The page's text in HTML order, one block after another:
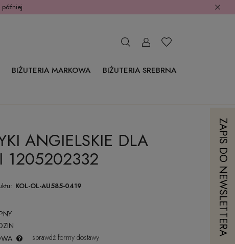
później.
BIŻUTERIA MARKOWA
BIŻUTERIA SREBRNA
ANGIELSKIE DLA
1205202332
KOL-OL-AU585-0419
sprawdź formy dostawy
ZAPIS DO NEWSLETTERA